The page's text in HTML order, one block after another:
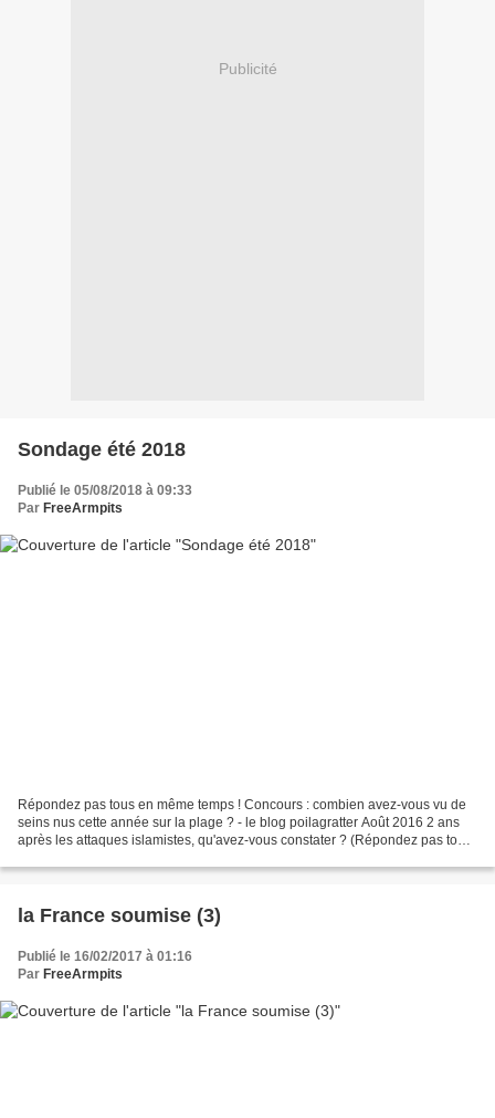
Publicité
Sondage été 2018
Publié le 05/08/2018 à 09:33
Par FreeArmpits
Répondez pas tous en même temps ! Concours : combien avez-vous vu de
seins nus cette année sur la plage ? - le blog poilagratter Août 2016 2 ans
après les attaques islamistes, qu'avez-vous constater ? (Répondez pas tous
la France soumise (3)
Publié le 16/02/2017 à 01:16
Par FreeArmpits